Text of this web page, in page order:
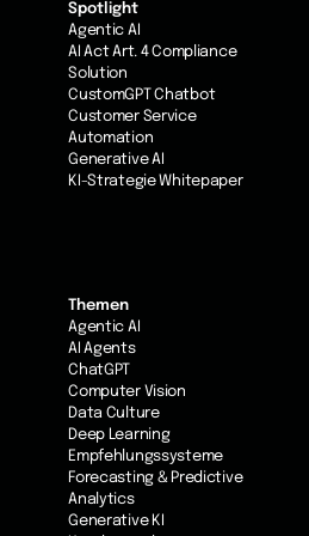
Themen
Agentic AI
AI Agents
ChatGPT
Computer Vision
Data Culture
Deep Learning
Empfehlungssysteme
Forecasting & Predictive
Analytics
Generative KI
Spotlight
Agentic AI
AI Act Art. 4 Compliance
Solution
CustomGPT Chatbot
Customer Service
Automation
Generative AI
KI-Strategie Whitepaper